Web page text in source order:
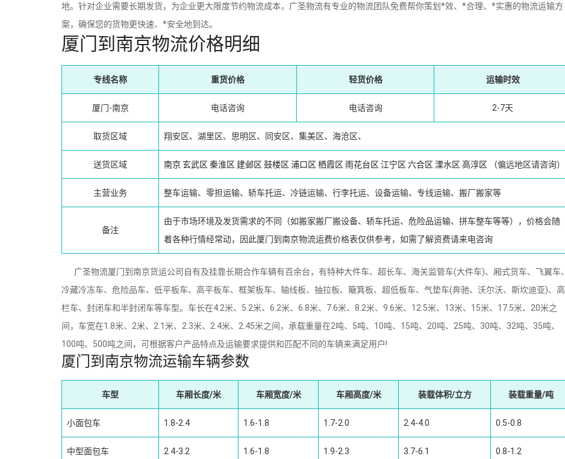
地。针对企业需要长期发货，为企业更大限度节约物流成本，广圣物流有专业的物流团队免费帮你策划*效、*合理、*实惠的物流运输方
案，确保您的货物更快速、*安全地到达。
厦门到南京物流价格明细
专线名称 重货价格 轻货价格 运输时效
厦门-南京 电话咨询 电话咨询 2-7天
取货区域 翔安区、湖里区、思明区、同安区、集美区、海沧区、
送货区域 南京玄武区 秦淮区 建邺区 鼓楼区 浦口区 栖霞区 雨花台区 江宁区 六合区 溧水区 高淳区 （偏远地区请咨询）
主营业务 整车运输、零担运输、轿车托运、冷链运输、行李托运、设备运输、专线运输、搬厂搬家等
备注
由于市场环境及发货需求的不同（如搬家搬厂搬设备、轿车托运、危险品运输、拼车整车等等），价格会随
着各种行情经常动，因此厦门到南京物流运费价格表仅供参考，如需了解资费请来电咨询
广圣物流厦门到南京货运公司自有及挂靠长期合作车辆有百余台，有特种大件车、超长车、海关监管车(大件车)、厢式货车、飞翼车、
冷藏冷冻车、危险品车、低平板车、高平板车、框架板车、轴线板、抽拉板、簸箕板、超低板车、气垫车(奔驰、沃尔沃、斯坎迪亚)、高
栏车、封闭车和半封闭车等车型。车长在4.2米、5.2米、6.2米、6.8米、7.6米、8.2米、9.6米、12.5米、13米、15米、17.5米、20米之
间，车宽在1.8米、2米、2.1米、2.3米、2.4米、2.45米之间，承载重量在2吨、5吨、10吨、15吨、20吨、25吨、30吨、32吨、35吨、
100吨、500吨之间，可根据客户产品特点及运输要求提供和匹配不同的车辆来满足用户!
厦门到南京物流运输车辆参数
车型 车厢长度/米 车厢宽度/米 车厢高度/米 装载体积/立方 装载重量/吨
小面包车 1.8-2.4 1.6-1.8 1.7-2.0 2.4-4.0 0.5-0.8
中型面包车 2.4-3.2 1.6-1.8 1.9-2.3 3.7-6.1 0.8-1.2